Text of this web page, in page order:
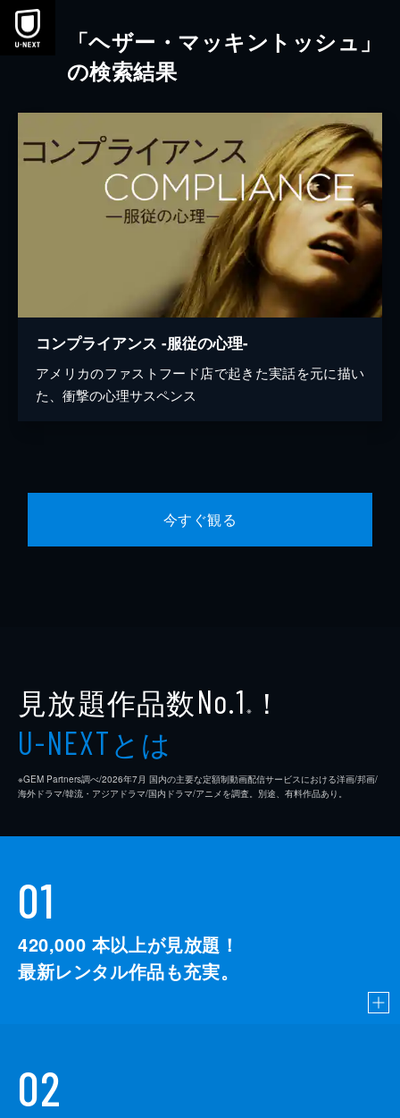
本文へスキップ
「ヘザー・マッキントッシュ」
の検索結果
コンプライアンス -服従の心理-
アメリカのファストフード店で起きた実話を元に描い
た、衝撃の心理サスペンス
今すぐ観る
見放題作品数No.1 ※ ！
U-NEXTとは
※GEM Partners調べ/2026年7⽉ 国内の主要な定額制動画配信サービスにおける洋画/邦画/
海外ドラマ/韓流・アジアドラマ/国内ドラマ/アニメを調査。別途、有料作品あり。
01
420,000 本以上が見放題！
最新レンタル作品も充実。
02